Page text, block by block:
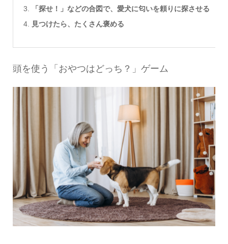
「探せ！」などの合図で、愛犬に匂いを頼りに探させる
見つけたら、たくさん褒める
頭を使う「おやつはどっち？」ゲーム